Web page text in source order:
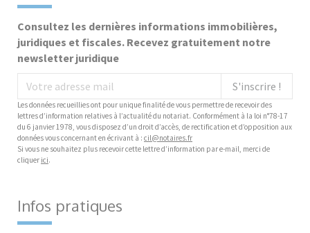
Consultez les dernières informations immobilières,
juridiques et fiscales. Recevez gratuitement notre
newsletter juridique
S'inscrire !
Les données recueillies ont pour unique finalité de vous permettre de recevoir des
lettres d’information relatives à l’actualité du notariat. Conformément à la loi n°78-17
du 6 janvier 1978, vous disposez d’un droit d’accès, de rectification et d’opposition aux
données vous concernant en écrivant à : cil@notaires.fr
Si vous ne souhaitez plus recevoir cette lettre d’information par e-mail, merci de
cliquer ici.
Infos pratiques